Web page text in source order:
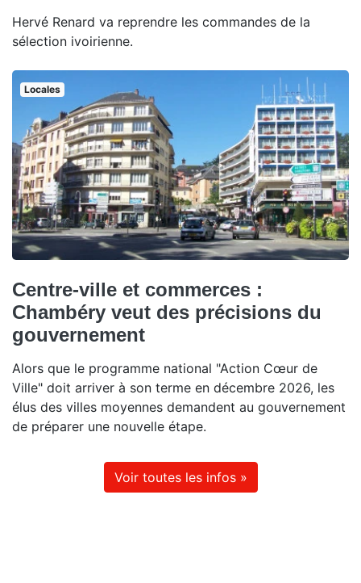
Hervé Renard va reprendre les commandes de la
sélection ivoirienne.
Locales
Centre-ville et commerces :
Chambéry veut des précisions du
gouvernement
Alors que le programme national "Action Cœur de
Ville" doit arriver à son terme en décembre 2026, les
élus des villes moyennes demandent au gouvernement
de préparer une nouvelle étape.
Voir toutes les infos »